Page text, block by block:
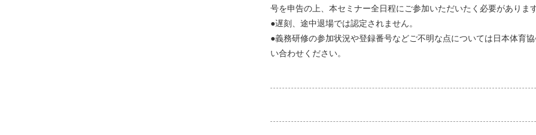
号を申告の上、本セミナー全日程にご参加いただいたく必要がありま
●遅刻、途中退場では認定されません。
●義務研修の参加状況や登録番号などご不明な点については日本体育
い合わせください。